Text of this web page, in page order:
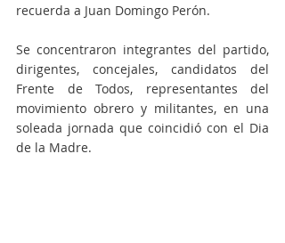
recuerda a Juan Domingo Perón.
Se concentraron integrantes del partido,
dirigentes, concejales, candidatos del
Frente de Todos, representantes del
movimiento obrero y militantes, en una
soleada jornada que coincidió con el Dia
de la Madre.